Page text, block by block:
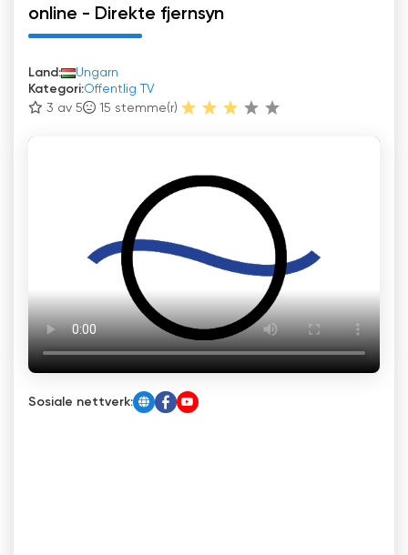
online - Direkte fjernsyn
Land:
Ungarn
Kategori:Offentlig TV
3 av 5
15 stemme(r)
Sosiale nettverk: